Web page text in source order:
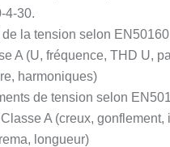
4-30.
la tension selon
A (U, fréquence, THD U,
harmoniques)
de tension selon
A (creux, gonflement,
longueur)